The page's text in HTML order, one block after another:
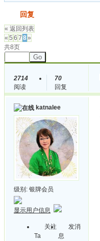
回复
« 返回列表
« 5 6 7 8»
共8页
Go
2714
阅读
70
回复
katnalee
级别: 银牌会员
显示用户信息
关注
Ta
发消
息